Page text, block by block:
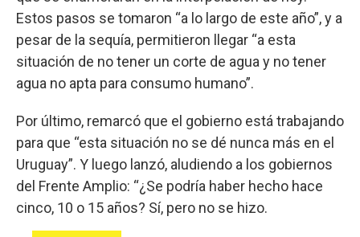
Estos pasos se tomaron “a lo largo de este año”, y a
pesar de la sequía, permitieron llegar “a esta
situación de no tener un corte de agua y no tener
agua no apta para consumo humano”.
Por último, remarcó que el gobierno está trabajando
para que “esta situación no se dé nunca más en el
Uruguay”. Y luego lanzó, aludiendo a los gobiernos
del Frente Amplio: “¿Se podría haber hecho hace
cinco, 10 o 15 años? Sí, pero no se hizo.